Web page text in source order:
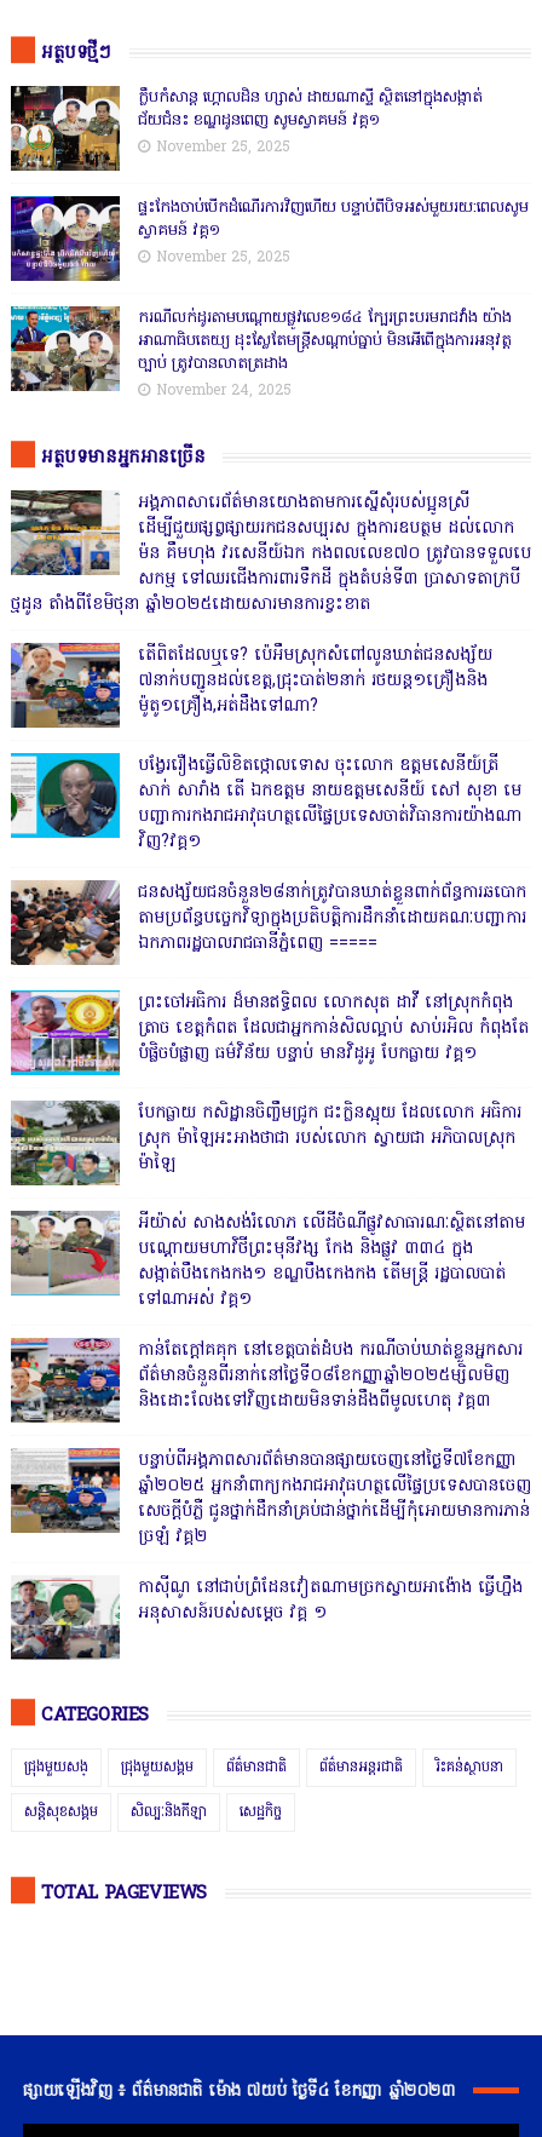
អត្ថបទថ្មីៗ
ក្លឹបកំសាន្ត ហ្គោលដិន ហ្សាស់ ដាយណាស្ទី ស្ថិតនៅក្នុងសង្កាត់
ជ័យជំនះ ខណ្ឌដូនពេញ សូមស្វាគមន៍ វគ្គ១
November 25, 2025
ផ្ទះកែងចាប់បើកដំណើរការវិញហើយ បន្ទាប់ពីបិទអស់មួយរយ:ពេលសូម
ស្វាគមន៍ វគ្គ១
November 25, 2025
ករណីលក់ដូរតាមបណ្តោយផ្លូវលេខ១៨៤ ក្បែរព្រះបរមរាជវាំង យ៉ាង
អាណាធិបតេយ្យ ដុះស្លែតែមន្ត្រីសណ្តាប់ធ្នាប់ មិនអើពើក្នុងការអនុវត្ត
ច្បាប់ ត្រូវបានលាតត្រដាង
November 24, 2025
អត្ថបទមានអ្នកអានច្រើន
អង្គភាពសារេព័ត៌មានយោងតាមការស្នើសុំរបស់ប្អូនស្រី
ដើម្បីជួយផ្សព្វផ្សាយរកជនសប្បុរស ក្នុងការឧបត្ថម ដល់លោក
ម៉ន គឹមហុង វរសេនីយ៍ឯក កងពលលេខ៧០ ត្រូវបានទទួលបេ
សកម្ម ទៅឈរជើងការពារទឹកដី ក្នុងតំបន់ទី៣ ប្រាសាទតាក្របី
ថ្មដូន តាំងពីខែមិថុនា ឆ្នាំ២០២៥ដោយសារមានការខ្វះខាត
តើពិតដែលឬទេ? ប៉េអឹមស្រុកសំពៅលូនឃាត់ជនសង្ស័យ
៧នាក់បញ្ជូនដល់ខេត្ត,ជ្រុះបាត់២នាក់ រថយន្ត១គ្រឿងនិង
ម៉ូតូ១គ្រឿង,អត់ដឹងទៅណា?
បង្វែររឿងធ្វើលិខិតថ្កោលទោស ចុះលោក ឧត្តមសេនីយ៍ត្រី
សាក់ សារាំង តើ ឯកឧត្តម នាយឧត្តមសេនីយ៍ សៅ សុខា មេ
បញ្ជាការកងរាជអាវុធហត្ថលើផ្ទៃប្រទេសចាត់វិធានការយ៉ាងណា
វិញ?វគ្គ១
ជនសង្ស័យជនចំនួន២៨នាក់ត្រូវបានឃាត់ខ្លួនពាក់ព័ន្ធការឆបោក
តាមប្រព័ន្ធបច្ចេកវិទ្យាក្នុងប្រតិបត្តិការដឹកនាំដោយគណៈបញ្ជាការ
ឯកភាពរដ្ឋបាលរាជធានីភ្នំពេញ ‎=====
ព្រះចៅអធិការ ដ៏មានឥទ្ធិពល លោកសុត ដាវី នៅស្រុកកំពុង
ត្រាច ខេត្តកំពត ដែលជាអ្នកកាន់សិលល្អាប់ សាប់រអិល កំពុងតែ
បំផ្លិចបំផ្លាញ ធម៌វិន័យ បន្ទាប់ មានវិដូអូ បែកធ្លាយ វគ្គ១
បែកធ្លាយ កសិដ្ឋានចិញ្ចឹមជ្រូក ជះក្លិនស្អុយ ដែលលោក អធិការ
ស្រុក ម៉ាឡៃអះអាងថាជា របស់លោក ស្វាយជា អភិបាលស្រុក
ម៉ាឡៃ
អីយ៉ាស់ សាងសង់រំលោភ លើដីចំណីផ្លូវសាធារណៈស្ថិតនៅតាម
បណ្ដោយមហាវិថីព្រះមុនីវង្ស កែង និងផ្លូវ ៣៣៤ ក្នុង
សង្កាត់បឹងកេងកង១ ខណ្ឌបឹងកេងកង តើមន្ត្រី រដ្ឋបាលបាត់
ទៅណាអស់ វគ្គ១
កាន់តែក្តៅគគុក នៅខេត្តបាត់ដំបង ករណីចាប់ឃាត់ខ្លួនអ្នកសារ
ព័ត៌មានចំនួនពីរនាក់នៅថ្ងៃទី០៨ខែកញ្ញាឆ្នាំ២០២៥ម្សិលមិញ
និងដោះលែងទៅវិញដោយមិនទាន់ដឹងពីមូលហេតុ វគ្គ៣
បន្ទាប់ពីអង្គភាពសារព័ត៌មានបានផ្សាយចេញនៅថ្ងៃទី៧ខែកញ្ញា
ឆ្នាំ២០២៥ អ្នកនាំពាក្យកងរាជអាវុធហត្ថលើផ្ទៃប្រទេសបានចេញ
សេចក្តីបំភ្លឺ ជូនថ្នាក់ដឹកនាំគ្រប់ជាន់ថ្នាក់ដើម្បីកុំអោយមានការភាន់
ច្រឡំ វគ្គ២
កាសុីណូ នៅជាប់ព្រំដែនវៀតណាមច្រកស្វាយអាង៉ោង ធ្វើហ្នឹង
អនុសាសន៍របស់សម្ដេច វគ្គ ១
CATEGORIES
ជ្រុងមួយសង្ ជ្រុងមួយសង្គម ព័ត៌មានជាតិ ព័ត៌មានអន្តរជាតិ រិះគន់ស្ថាបនា
សន្តិសុខសង្គម សិល្បៈនិងកីឡា សេដ្ឋកិច្ច
TOTAL PAGEVIEWS
ផ្សាយឡើងវិញ ៖ ព័ត៌មានជាតិ ម៉ោង ៧យប់ ថ្ងៃទី៤ ខែកញ្ញា ឆ្នាំ២០២៣